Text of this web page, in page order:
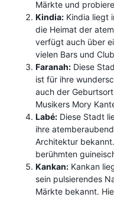
Märkte und
Kindia: Kindia liegt
die Heimat der
verfügt auch über
vielen Bars und
Faranah: Diese
ist für ihre
auch der
Musikers Mory
Labé: Diese Stadt
ihre
Architektur
berühmten
Kankan: Kankan
sein pulsierendes
Märkte bekannt.